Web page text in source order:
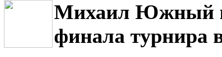
Михаил Южный
финала турнира